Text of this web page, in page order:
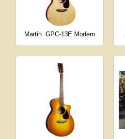
Martin GPC-13E Modern